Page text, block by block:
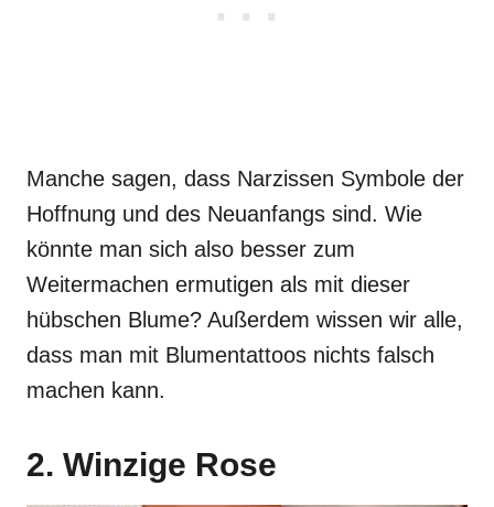
Manche sagen, dass Narzissen Symbole der
Hoffnung und des Neuanfangs sind. Wie
könnte man sich also besser zum
Weitermachen ermutigen als mit dieser
hübschen Blume? Außerdem wissen wir alle,
dass man mit Blumentattoos nichts falsch
machen kann.
2. Winzige Rose